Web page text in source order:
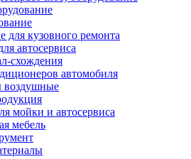
для кузовного ремонта
автосервиса
схождения
автомобиля
воздушные
мойки и автосервиса
мебель